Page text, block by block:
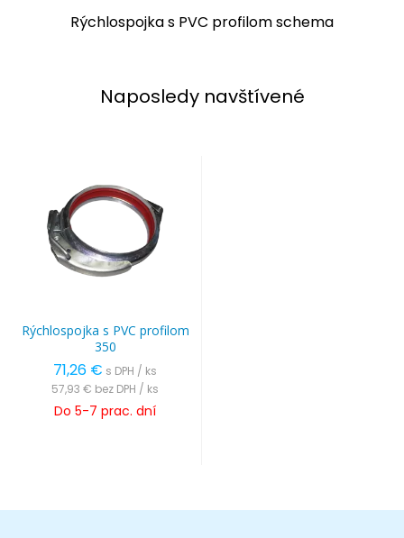
Rýchlospojka s PVC profilom schema
Naposledy navštívené
Rýchlospojka s PVC profilom
350
71,26 € s DPH / ks
57,93 € bez DPH / ks
Do 5-7 prac. dní